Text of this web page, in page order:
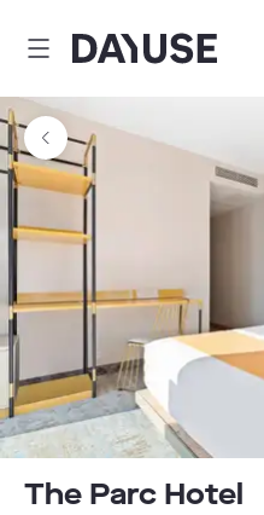
Dayuse
The Parc Hotel